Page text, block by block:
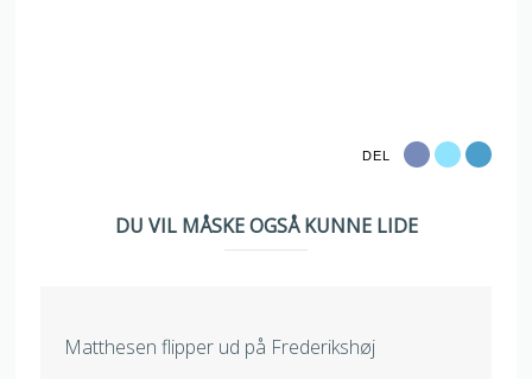
DEL
DU VIL MÅSKE OGSÅ KUNNE LIDE
Matthesen flipper ud på Frederikshøj